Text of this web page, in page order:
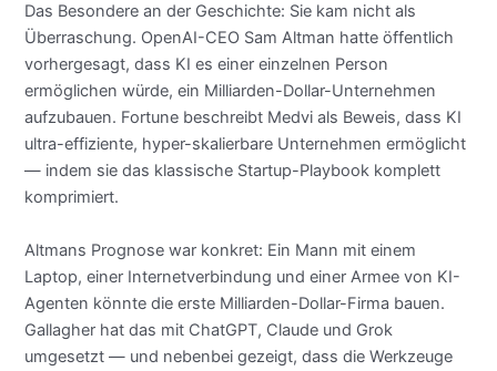
Das Besondere an der Geschichte: Sie kam nicht als
Überraschung. OpenAI-CEO Sam Altman hatte öffentlich
vorhergesagt, dass KI es einer einzelnen Person
ermöglichen würde, ein Milliarden-Dollar-Unternehmen
aufzubauen. Fortune beschreibt Medvi als Beweis, dass KI
ultra-effiziente, hyper-skalierbare Unternehmen ermöglicht
— indem sie das klassische Startup-Playbook komplett
komprimiert.
Altmans Prognose war konkret: Ein Mann mit einem
Laptop, einer Internetverbindung und einer Armee von KI-
Agenten könnte die erste Milliarden-Dollar-Firma bauen.
Gallagher hat das mit ChatGPT, Claude und Grok
umgesetzt — und nebenbei gezeigt, dass die Werkzeuge